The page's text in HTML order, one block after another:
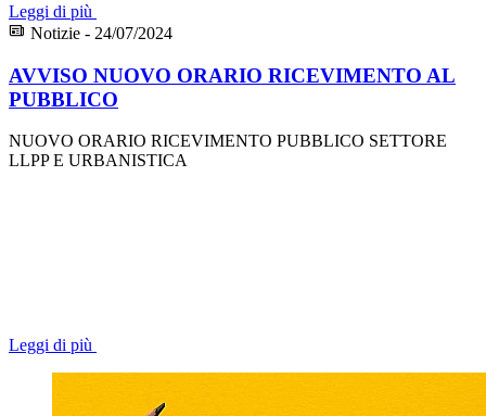
Leggi di più
Notizie - 24/07/2024
AVVISO NUOVO ORARIO RICEVIMENTO AL
PUBBLICO
NUOVO ORARIO RICEVIMENTO PUBBLICO SETTORE
LLPP E URBANISTICA
Leggi di più